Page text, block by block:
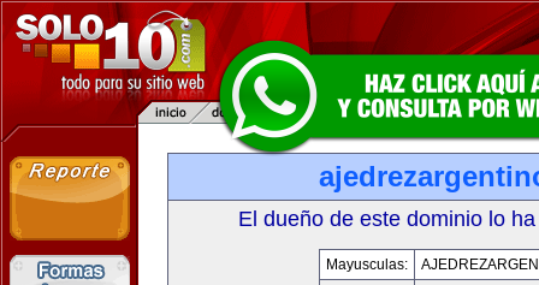
El dueño de este dominio lo
Mayusculas: